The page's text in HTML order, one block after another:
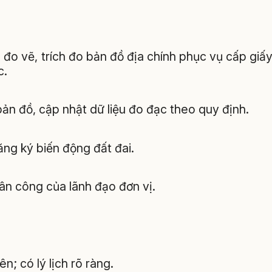
vẽ, trích đo bản đồ địa chính phục vụ cấp giấy
đồ, cập nhật dữ liệu đo đạc theo quy định.
ký biến động đất đai.
công của lãnh đạo đơn vị.
có lý lịch rõ ràng.